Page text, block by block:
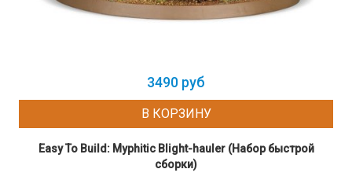
3490 руб
В КОРЗИНУ
Easy To Build: Myphitic Blight-hauler (Набор быстрой
сборки)